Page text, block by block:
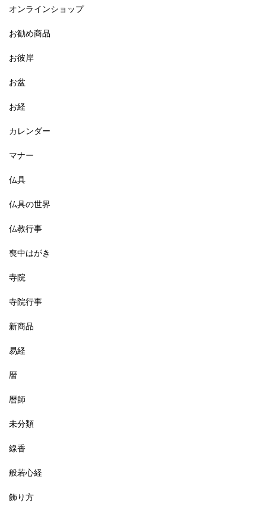
オンラインショップ
お勧め商品
お彼岸
お盆
お経
カレンダー
マナー
仏具
仏具の世界
仏教行事
喪中はがき
寺院
寺院行事
新商品
易経
暦
暦師
未分類
線香
般若心経
飾り方